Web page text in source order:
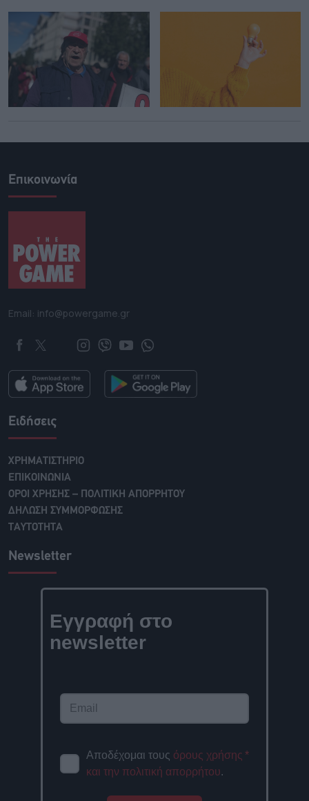
Επικοινωνία
Email: info@powergame.gr
Ειδήσεις
ΧΡΗΜΑΤΙΣΤΗΡΙΟ
ΕΠΙΚΟΙΝΩΝΙΑ
ΟΡΟΙ ΧΡΗΣΗΣ – ΠΟΛΙΤΙΚΗ ΑΠΟΡΡΗΤΟΥ
ΔΗΛΩΣΗ ΣΥΜΜΟΡΦΩΣΗΣ
ΤΑΥΤΟΤΗΤΑ
Newsletter
Εγγραφή στο
newsletter
Αποδέχομαι τους όρους χρήσης
και την πολιτική απορρήτου.
*